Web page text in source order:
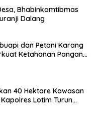
Bhabinkamtibmas
Dalang
dan Petani Karang
Ketahanan Pangan
40 Hektare Kawasan
Lotim Turun